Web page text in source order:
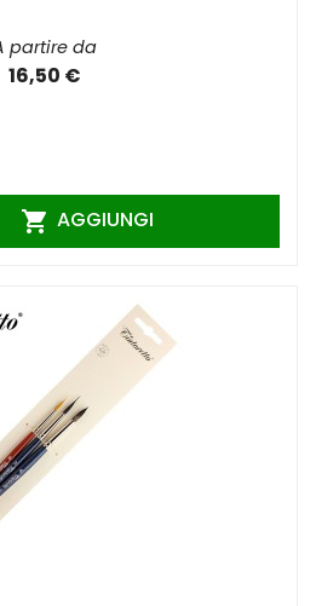
partire da
16,50 €
 AGGIUNGI